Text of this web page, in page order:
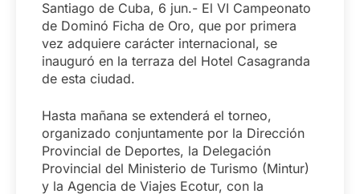
Santiago de Cuba, 6 jun.- El VI Campeonato
de Dominó Ficha de Oro, que por primera
vez adquiere carácter internacional, se
inauguró en la terraza del Hotel Casagranda
de esta ciudad.
Hasta mañana se extenderá el torneo,
organizado conjuntamente por la Dirección
Provincial de Deportes, la Delegación
Provincial del Ministerio de Turismo (Mintur)
y la Agencia de Viajes Ecotur, con la